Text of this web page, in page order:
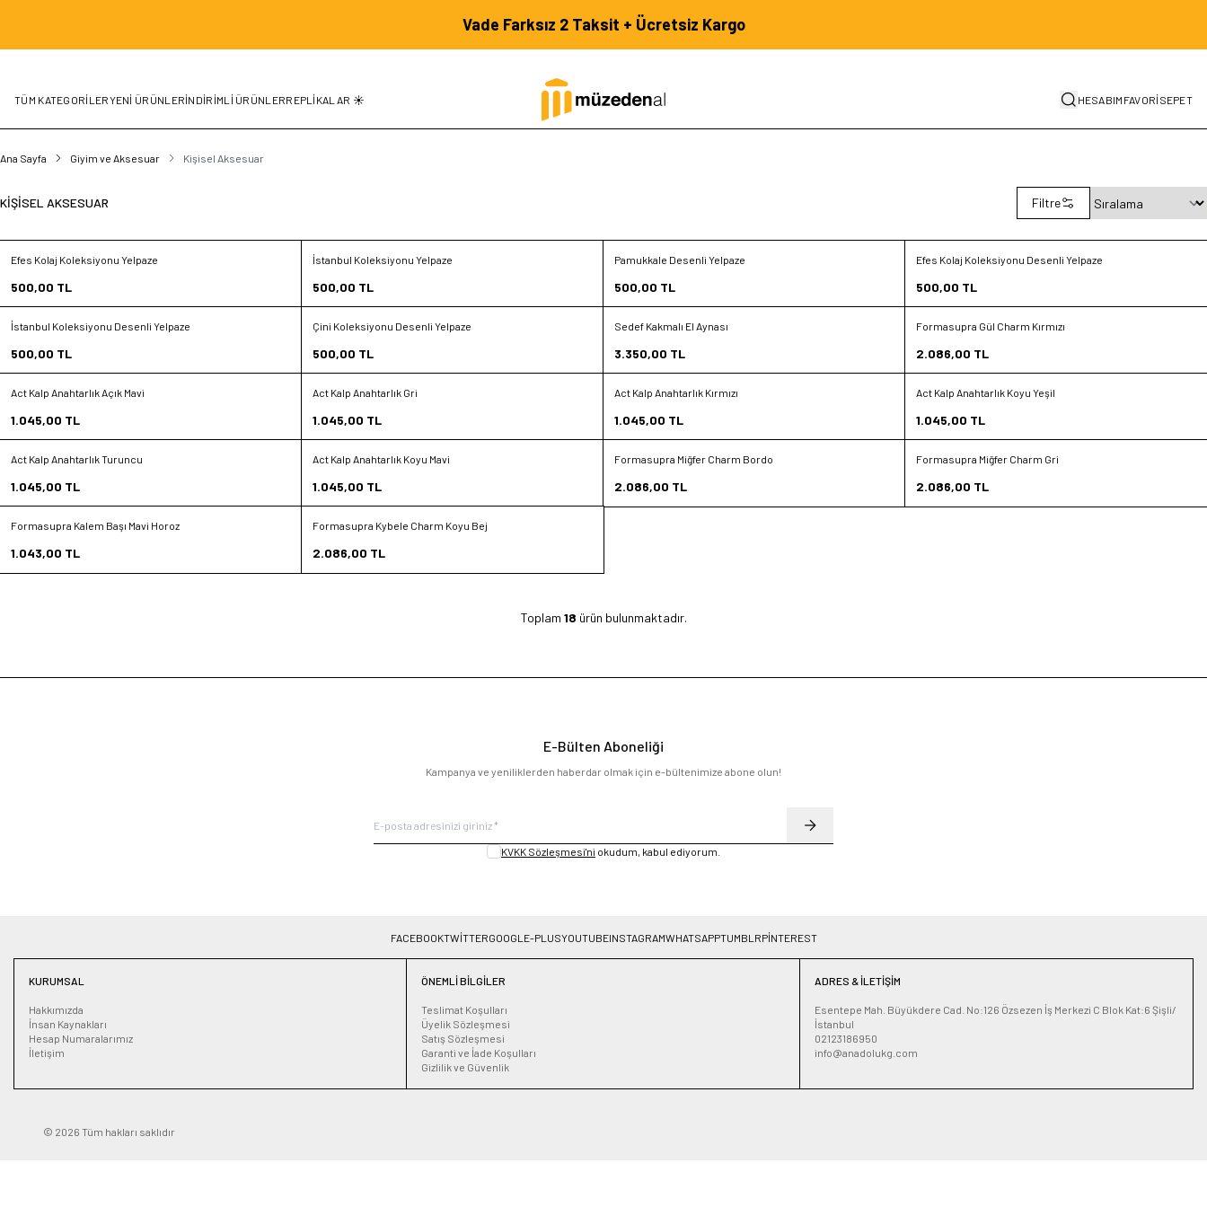
Vade Farksız 2 Taksit + Ücretsiz Kargo
TÜM KATEGORİLERYENİ ÜRÜNLERİNDİRİMLİ ÜRÜNLERREPLİKALAR ☀️ HESABIM FAVORİ SEPET
Ana Sayfa Giyim ve Aksesuar Kişisel Aksesuar
KIŞISEL AKSESUAR Filtre
Yeni
Favorilere Ekle
Sepete Ekle
Efes Kolaj Koleksiyonu Yelpaze
500,00 TL
Yeni
Favorilere Ekle
Sepete Ekle
İstanbul Koleksiyonu Yelpaze
500,00 TL
Sepete Ekle
Pamukkale Desenli Yelpaze
500,00 TL
Favorilere Ekle
Sepete Ekle
Efes Kolaj Koleksiyonu Desenli Yelpaze
500,00 TL
Favorilere Ekle
Sepete Ekle
İstanbul Koleksiyonu Desenli Yelpaze
500,00 TL
Favorilere Ekle
Sepete Ekle
Çini Koleksiyonu Desenli Yelpaze
500,00 TL
Sepete Ekle
Sedef Kakmalı El Aynası
3.350,00 TL
Yeni
Favorilere Ekle
Sepete Ekle
Formasupra Gül Charm Kırmızı
2.086,00 TL
YeniFavorilere Ekle
Sepete Ekle
Act Kalp Anahtarlık Açık Mavi
1.045,00 TL
YeniFavorilere Ekle
Sepete Ekle
Act Kalp Anahtarlık Gri
1.045,00 TL
YeniFavorilere Ekle
Sepete Ekle
Act Kalp Anahtarlık Kırmızı
1.045,00 TL
YeniFavorilere Ekle
Sepete Ekle
Act Kalp Anahtarlık Koyu Yeşil
1.045,00 TL
YeniFavorilere Ekle
Sepete Ekle
Act Kalp Anahtarlık Turuncu
1.045,00 TL
YeniFavorilere Ekle
Sepete Ekle
Act Kalp Anahtarlık Koyu Mavi
1.045,00 TL
Yeni
Favorilere Ekle
Sepete Ekle
Formasupra Miğfer Charm Bordo
2.086,00 TL
Yeni
Favorilere Ekle
Sepete Ekle
Formasupra Miğfer Charm Gri
2.086,00 TL
Yeni
Favorilere Ekle
Sepete Ekle
Formasupra Kalem Başı Mavi Horoz
1.043,00 TL
Yeni
Favorilere Ekle
Sepete Ekle
Formasupra Kybele Charm Koyu Bej
2.086,00 TL
Toplam 18 ürün bulunmaktadır.
E-Bülten Aboneliği
Kampanya ve yeniliklerden haberdar olmak için e-bültenimize abone olun!
KVKK Sözleşmesi'ni okudum, kabul ediyorum.
FACEBOOKTWITTERGOOGLE-PLUSYOUTUBEINSTAGRAMWHATSAPPTUMBLRPINTEREST
KURUMSAL
Hakkımızda
İnsan Kaynakları
Hesap Numaralarımız
İletişim
ÖNEMLI BILGILER
Teslimat Koşulları
Üyelik Sözleşmesi
Satış Sözleşmesi
Garanti ve İade Koşulları
Gizlilik ve Güvenlik
ADRES & İLETIŞIM
Esentepe Mah. Büyükdere Cad. No:126 Özsezen İş Merkezi C Blok Kat:6 Şişli/
İstanbul
02123186950
info@anadolukg.com
© 2026 Tüm hakları saklıdır